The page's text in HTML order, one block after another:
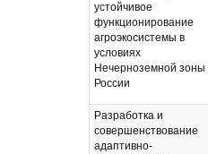
устойчивое
функционирование
агроэкосистемы в
условиях
Нечерноземной зоны
России
Разработка и
совершенствование
адаптивно-